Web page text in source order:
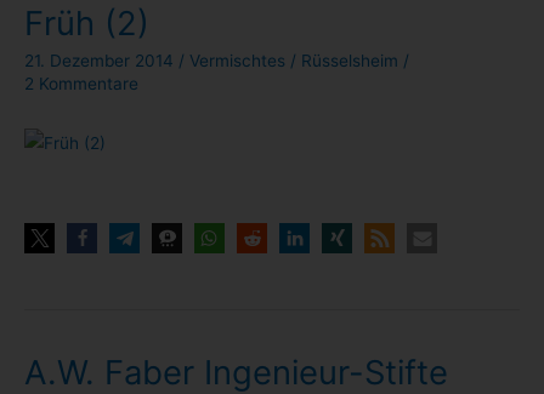
Früh (2)
21. Dezember 2014 / Vermischtes / Rüsselsheim /
2 Kommentare
A.W. Faber Ingenieur-Stifte